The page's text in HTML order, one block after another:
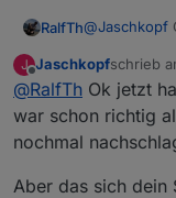
RalfTh@Jaschkopf
PINs und
geändert.
Jetzt lässt es
Muss ich
Das kann
J
Offline
Jaschkopfschrieb
zuletzt
@RalfTh Ok jetzt
war schon richtig
nochmal
Aber das sich